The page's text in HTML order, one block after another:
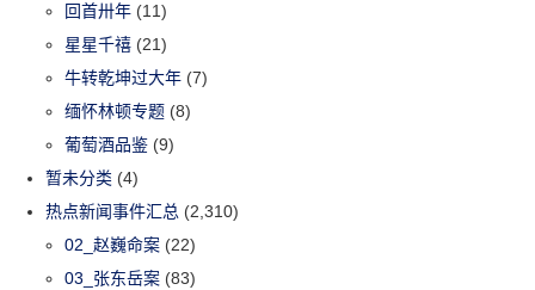
回首卅年 (11)
星星千禧 (21)
牛转乾坤过大年 (7)
缅怀林顿专题 (8)
葡萄酒品鉴 (9)
暂未分类 (4)
热点新闻事件汇总 (2,310)
02_赵巍命案 (22)
03_张东岳案 (83)